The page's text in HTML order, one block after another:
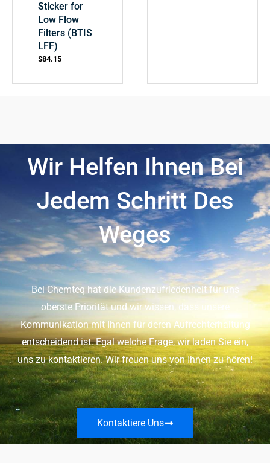
Sticker for
Low Flow
Filters (BTIS
LFF)
$84.15
Wir Helfen Ihnen Bei
Jedem Schritt Des
Weges
Bei Chemteq hat die Kundenzufriedenheit für uns
oberste Priorität und wir wissen, dass unsere
Kommunikation mit Ihnen für deren Aufrechterhaltung
entscheidend ist. Egal welche Frage, wir laden Sie ein,
uns zu kontaktieren. Wir freuen uns von Ihnen zu hören!
Kontaktiere Uns